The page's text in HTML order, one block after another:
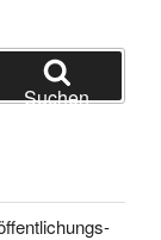
Suchen